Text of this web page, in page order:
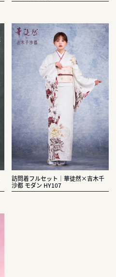
訪問着フルセット｜華徒然×吉木千
沙都 モダン HY107